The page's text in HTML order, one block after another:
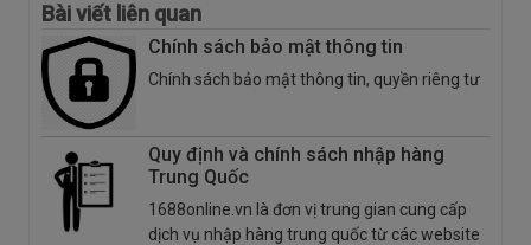
Bài viết liên quan
Chính sách bảo mật thông tin
Chính sách bảo mật thông tin, quyền riêng tư
Quy định và chính sách nhập hàng
Trung Quốc
1688online.vn là đơn vị trung gian cung cấp
dịch vụ nhập hàng trung quốc từ các website